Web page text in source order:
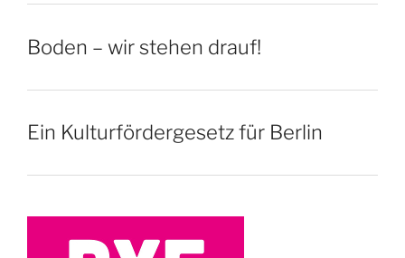
Boden – wir stehen drauf!
Ein Kulturfördergesetz für Berlin